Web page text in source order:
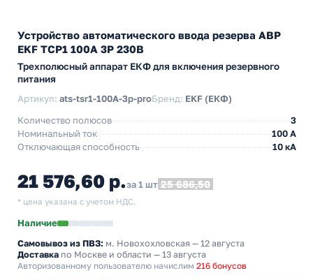
Устройство автоматического ввода резерва АВР
EKF ТСР1 100А 3Р 230В
Трехполюсный аппарат ЕКФ для включения резервного
питания
Артикул: ats-tsr1-100A-3p-proБренд: EKF (ЕКФ)
Количество полюсов
3
Номинальный ток
100 А
Отключающая способность
10 кА
21 576,60 р.за 1 шт 25 686,50
* цена указана с учетом НДС.
Наличие
Самовывоз из ПВЗ: м. Новохохловская — 12 августа
Доставка по Москве и области — 13 августа
Авторизованному пользователю начислим 216 бонусов